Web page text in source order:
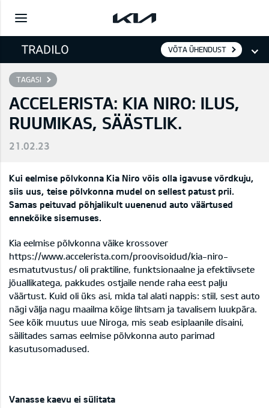
VÕTA ÜHENDUST
TAGASI
ACCELERISTA: KIA NIRO: ILUS,
RUUMIKAS, SÄÄSTLIK.
21.02.23
Kui eelmise põlvkonna Kia Niro võis olla igavuse võrdkuju,
siis uus, teise põlvkonna mudel on sellest patust prii.
Samas peituvad põhjalikult uuenenud auto väärtused
ennekõike sisemuses.
Kia eelmise põlvkonna väike krossover
https://www.accelerista.com/proovisoidud/kia-niro-
esmatutvustus/ oli praktiline, funktsionaalne ja efektiivsete
jõuallikatega, pakkudes ostjaile nende raha eest palju
väärtust. Kuid oli üks asi, mida tal alati nappis: stiil, sest auto
nägi välja nagu maailma kõige lihtsam ja tavalisem luukpära.
See kõik muutus uue Niroga, mis seab esiplaanile disaini,
säilitades samas eelmise põlvkonna auto parimad
kasutusomadused.
Vanasse kaevu ei sülitata